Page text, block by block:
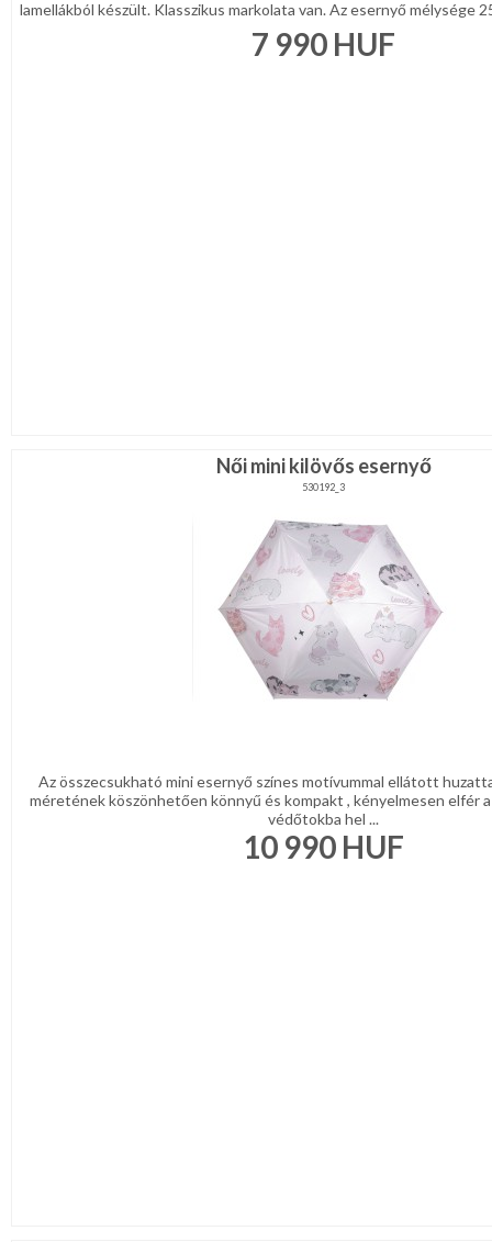
lamellákból készült. Klasszikus markolata van. Az esernyő mélysége
7 990 HUF
Női mini kilövős esernyő
530192_3
Az összecsukható mini esernyő színes motívummal ellátott
méretének köszönhetően könnyű és kompakt , kényelmesen elfér
védőtokba hel ...
10 990 HUF